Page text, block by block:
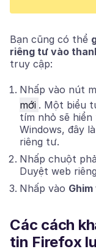
Bạn cũng có thể
riêng tư vào
truy cập:
Nhấp vào nút
mới . Một biểu
tím nhỏ sẽ
Windows, đây
riêng tư.
Nhấp chuột
Duyệt web
Nhấp vào
Các cách
tin Firefox